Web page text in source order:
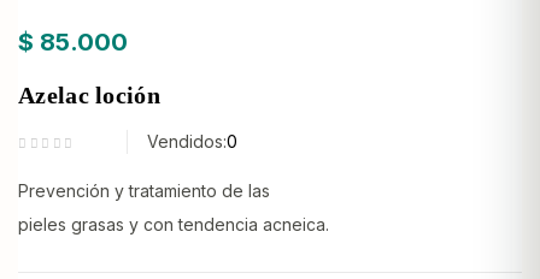
$ 85.000
Azelac loción
Vendidos:0
Prevención y tratamiento de las
pieles grasas y con tendencia acneica.